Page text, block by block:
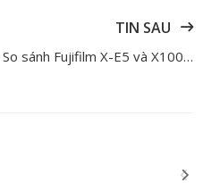
TIN SAU
So sánh Fujifilm X-E5 và X100VI: Nên chọn máy ảnh ống kính rời hay cố định?